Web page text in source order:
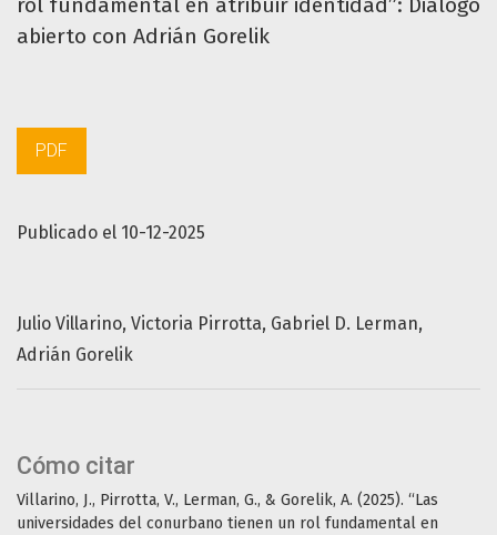
rol fundamental en atribuir identidad”: Diálogo
abierto con Adrián Gorelik
Publicado el 10-12-2025
PDF
Cómo citar
Villarino, J., Pirrotta, V., Lerman, G., & Gorelik, A. (2025). “Las
universidades del conurbano tienen un rol fundamental en
Julio Villarino Victoria Pirrotta Gabriel D. Lerman
Adrián Gorelik